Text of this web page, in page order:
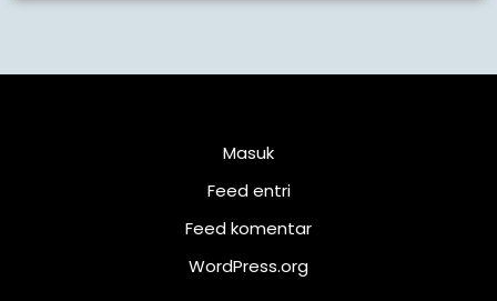
Masuk
Feed entri
Feed komentar
WordPress.org